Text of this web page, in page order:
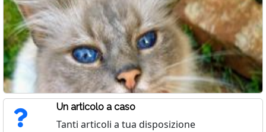
Un articolo a caso
Tanti articoli a tua disposizione